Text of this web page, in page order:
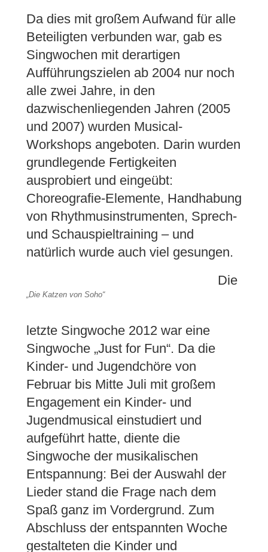
Da dies mit großem Aufwand für alle
Beteiligten verbunden war, gab es
Singwochen mit derartigen
Aufführungszielen ab 2004 nur noch
alle zwei Jahre, in den
dazwischenliegenden Jahren (2005
und 2007) wurden Musical-
Workshops angeboten. Darin wurden
grundlegende Fertigkeiten
ausprobiert und eingeübt:
Choreografie-Elemente, Handhabung
von Rhythmusinstrumenten, Sprech-
und Schauspieltraining – und
natürlich wurde auch viel gesungen.
„Die Katzen von Soho“
Die
letzte Singwoche 2012 war eine
Singwoche „Just for Fun“. Da die
Kinder- und Jugendchöre von
Februar bis Mitte Juli mit großem
Engagement ein Kinder- und
Jugendmusical einstudiert und
aufgeführt hatte, diente die
Singwoche der musikalischen
Entspannung: Bei der Auswahl der
Lieder stand die Frage nach dem
Spaß ganz im Vordergrund. Zum
Abschluss der entspannten Woche
gestalteten die Kinder und